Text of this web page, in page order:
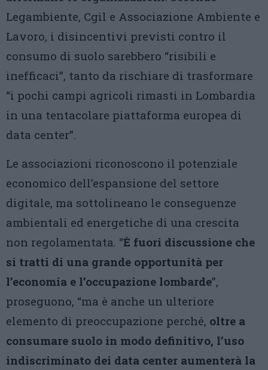
Legambiente, Cgil e Associazione Ambiente e
Lavoro, i disincentivi previsti contro il
consumo di suolo sarebbero “risibili e
inefficaci”, tanto da rischiare di trasformare
“i pochi campi agricoli rimasti in Lombardia
in una tentacolare piattaforma europea di
data center”.
Le associazioni riconoscono il potenziale
economico dell’espansione del settore
digitale, ma sottolineano le conseguenze
ambientali ed energetiche di una crescita
non regolamentata. “È fuori discussione che
si tratti di una grande opportunità per
l’economia e l’occupazione lombarde”,
proseguono, “ma è anche un ulteriore
elemento di preoccupazione perché, oltre a
consumare suolo in modo definitivo, l’uso
indiscriminato dei data center aumenterà la